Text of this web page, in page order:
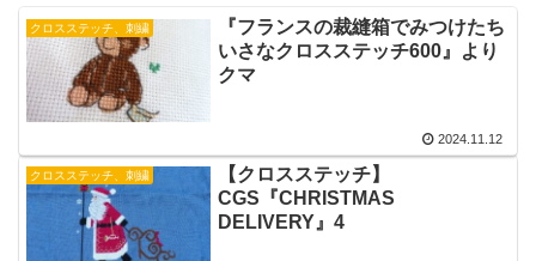
クロスステッチ、刺繍
『フランスの裁縫箱でみつけたち
いさなクロスステッチ600』より
クマ
2024.11.12
クロスステッチ、刺繍
【クロスステッチ】
CGS『CHRISTMAS
DELIVERY』4